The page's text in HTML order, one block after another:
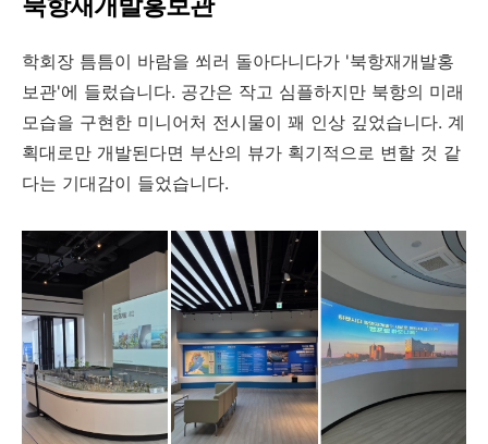
학회장 틈틈이 바람을 쐬러 돌아다니다가 '북항재개발홍
보관'에 들렀습니다. 공간은 작고 심플하지만 북항의 미래
모습을 구현한 미니어처 전시물이 꽤 인상 깊었습니다. 계
획대로만 개발된다면 부산의 뷰가 획기적으로 변할 것 같
다는 기대감이 들었습니다.